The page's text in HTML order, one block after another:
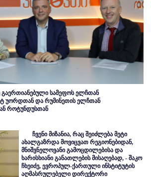
სამეფოს ელჩთან
უორდთან და რუმინეთის ელჩთან
როტუნდუსთან
ჩვენი მიზანია, რაც შეიძლება მეტი
ახალგაზრდა მოვიცვათ რეგიონებიდან,
მნიშვნელოვანი გამოცდილებისა და
ხარისხიანი განათლების მისაღებად, - შაკო
ჩხეიძე, ევროპულ-ქართული ინსტიტუტის
აღმასრულებელი დირექტორი